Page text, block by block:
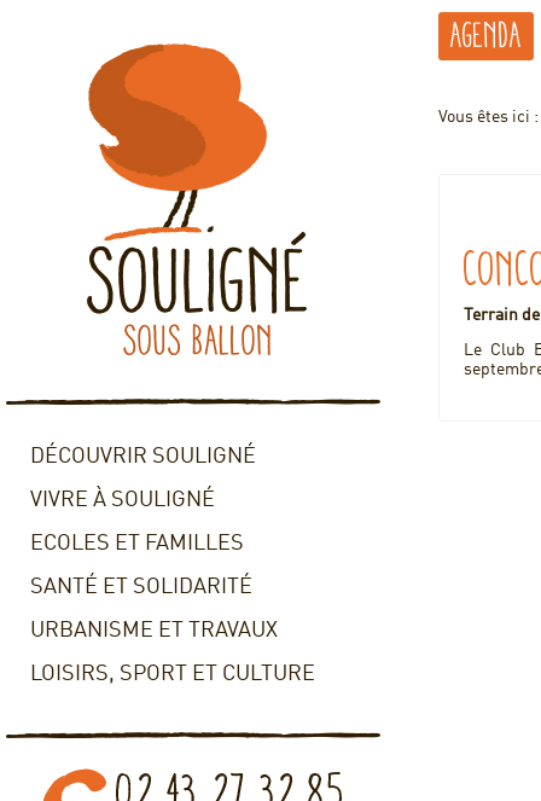
DÉCOUVRIR SOULIGNÉ
VIVRE À SOULIGNÉ
ECOLES ET FAMILLES
SANTÉ ET SOLIDARITÉ
URBANISME ET TRAVAUX
LOISIRS, SPORT ET CULTURE
Agenda
Vous êtes ici :
Terrain
Le Club